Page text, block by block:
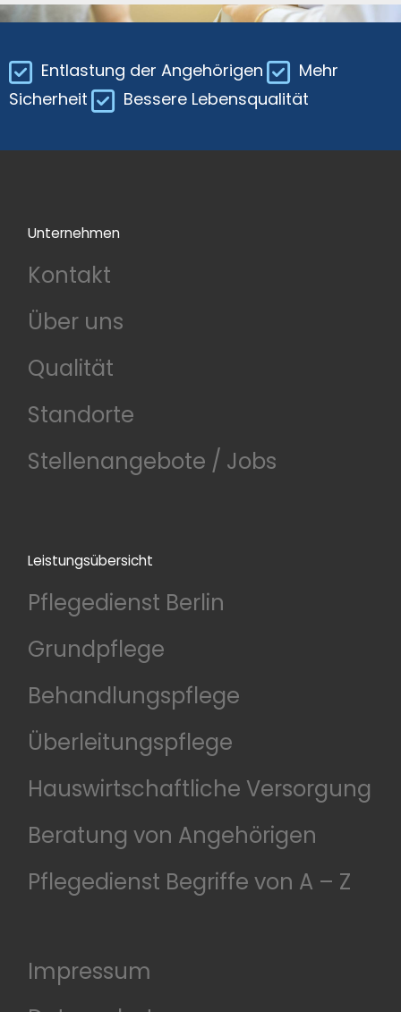
Entlastung der Angehörigen
Mehr
Sicherheit
Bessere Lebensqualität
Unternehmen
Kontakt
Über uns
Qualität
Standorte
Stellenangebote / Jobs
Leistungsübersicht
Pflegedienst Berlin
Grundpflege
Behandlungspflege
Überleitungspflege
Hauswirtschaftliche Versorgung
Beratung von Angehörigen
Pflegedienst Begriffe von A – Z
Impressum